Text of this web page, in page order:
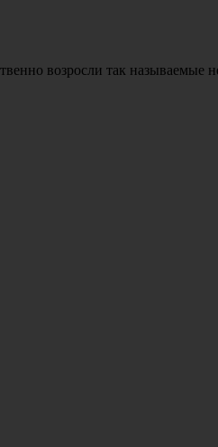
возросли так называемые